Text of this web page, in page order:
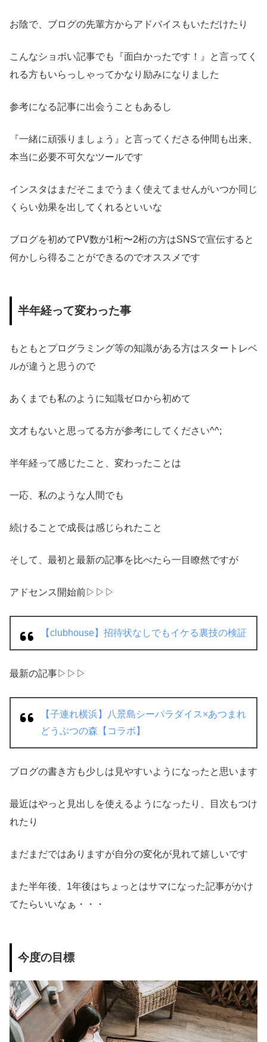
お陰で、ブログの先輩方からアドバイスもいただけたり
こんなショボい記事でも『面白かったです！』と言ってく
れる方もいらっしゃってかなり励みになりました
参考になる記事に出会うこともあるし
『一緒に頑張りましょう』と言ってくださる仲間も出来、
本当に必要不可欠なツールです
インスタはまだそこまでうまく使えてませんがいつか同じ
くらい効果を出してくれるといいな
ブログを初めてPV数が1桁〜2桁の方はSNSで宣伝すると
何かしら得ることができるのでオススメです
半年経って変わった事
もともとプログラミング等の知識がある方はスタートレベ
ルが違うと思うので
あくまでも私のように知識ゼロから初めて
文才もないと思ってる方が参考にしてください^^;
半年経って感じたこと、変わったことは
一応、私のような人間でも
続けることで成長は感じられたこと
そして、最初と最新の記事を比べたら一目瞭然ですが
アドセンス開始前▷▷▷
【clubhouse】招待状なしでもイケる裏技の検証
最新の記事▷▷▷
【子連れ横浜】八景島シーパラダイス×あつまれ
どうぶつの森【コラボ】
ブログの書き方も少しは見やすいようになったと思います
最近はやっと見出しを使えるようになったり、目次もつけ
れたり
まだまだではありますが自分の変化が見れて嬉しいです
また半年後、1年後はちょっとはサマになった記事がかけ
てたらいいなぁ・・・
今度の目標